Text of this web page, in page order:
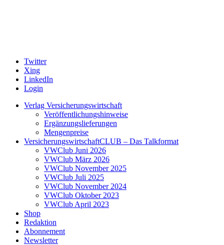
Twitter
Xing
LinkedIn
Login
Verlag Versicherungswirtschaft
Veröffentlichungshinweise
Ergänzungslieferungen
Mengenpreise
VersicherungswirtschaftCLUB – Das Talkformat
VWClub Juni 2026
VWClub März 2026
VWClub November 2025
VWClub Juli 2025
VWClub November 2024
VWClub Oktober 2023
VWClub April 2023
Shop
Redaktion
Abonnement
Newsletter